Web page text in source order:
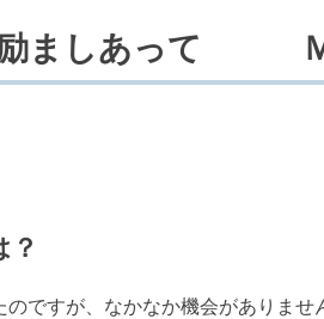
励ましあって
？
ですが、なかなか機会がありませ